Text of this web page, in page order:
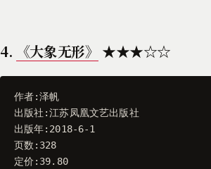
4. 《大象无形》 ★★★☆☆
作者:泽帆
出版社 :江苏凤凰文艺出版社
出版年: 2018-6-1
页数 : 328
定价 : 39.80